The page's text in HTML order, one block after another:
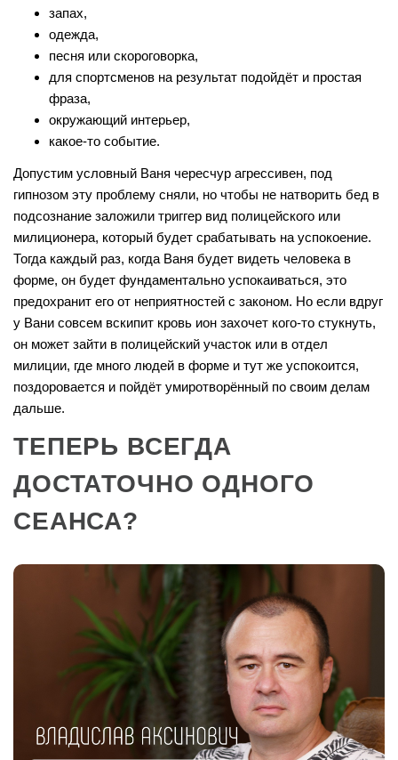
запах,
одежда,
песня или скороговорка,
для спортсменов на результат подойдёт и простая
фраза,
окружающий интерьер,
какое-то событие.
Допустим условный Ваня чересчур агрессивен, под
гипнозом эту проблему сняли, но чтобы не натворить бед в
подсознание заложили триггер вид полицейского или
милиционера, который будет срабатывать на успокоение.
Тогда каждый раз, когда Ваня будет видеть человека в
форме, он будет фундаментально успокаиваться, это
предохранит его от неприятностей с законом. Но если вдруг
у Вани совсем вскипит кровь ион захочет кого-то стукнуть,
он может зайти в полицейский участок или в отдел
милиции, где много людей в форме и тут же успокоится,
поздоровается и пойдёт умиротворённый по своим делам
дальше.
ТЕПЕРЬ ВСЕГДА
ДОСТАТОЧНО ОДНОГО
СЕАНСА?